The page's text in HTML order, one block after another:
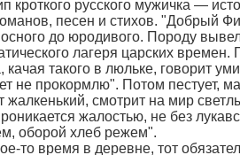
кроткого русского мужичка —
песен и стихов. "Добрый
до юродивого. Породу
лагеря царских
такого в люльке, говорит
не прокормлю". Потом пестует,
смотрит на мир
жалостью, не без
оборой хлеб режем".
то время в деревне, тот